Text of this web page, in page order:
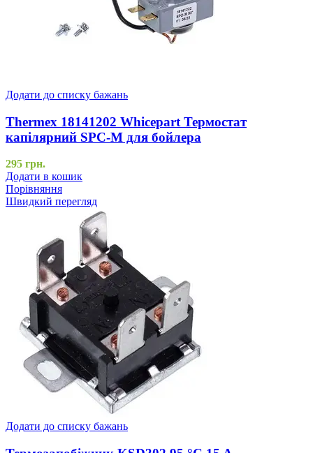
Додати до списку бажань
Thermex 18141202 Whicepart Термостат
капілярний SPC-M для бойлера
295 грн.
Додати в кошик
Порівняння
Швидкий перегляд
Додати до списку бажань